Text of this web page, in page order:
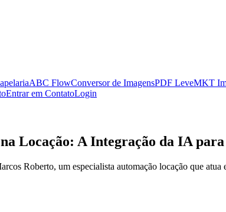
ABC FlowConversor de ImagensPDF LeveMKT
Entrar em ContatoLogin
Locação: A Integração da IA para
Roberto, um especialista automação locação que